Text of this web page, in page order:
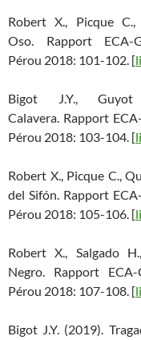
Robert X., Picque
Oso. Rapport ECA-
Pérou 2018: 101-102. [
Bigot J.Y.,
Calavera. Rapport
Pérou 2018: 103-104. [
Robert X., Picque C.,
del Sifón. Rapport
Pérou 2018: 105-106. [
Robert X., Salgado
Negro. Rapport ECA-
Pérou 2018: 107-108. [
Bigot J.Y. (2019).